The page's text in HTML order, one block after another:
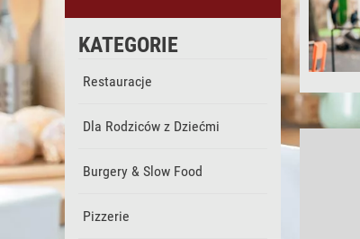
KATEGORIE
Restauracje
Dla Rodziców z Dziećmi
Burgery & Slow Food
Pizzerie